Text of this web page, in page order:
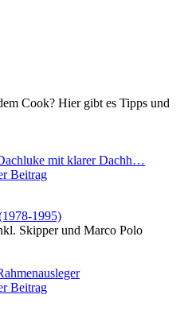
Cook? Hier gibt es Tipps und
mit klarer Dachh…
Beitrag
1995)
Skipper und Marco Polo
Beitrag